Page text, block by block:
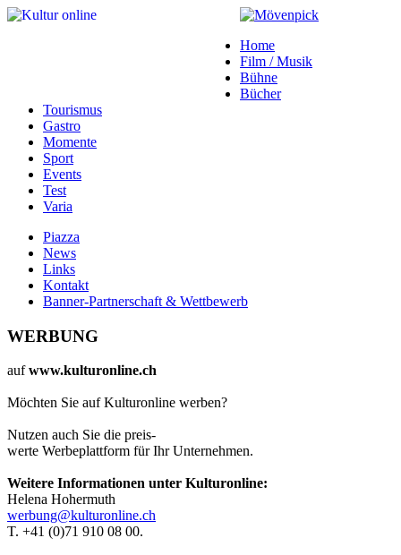
Home
Film / Musik
Bühne
Bücher
Tourismus
Gastro
Momente
Sport
Events
Test
Varia
Piazza
News
Links
Kontakt
Banner-Partnerschaft & Wettbewerb
WERBUNG
aufwww.kulturonline.ch
Möchten Sie auf Kulturonline werben?
Nutzen auch Sie die preis-
werte Werbeplattform für Ihr Unternehmen.
Weitere Informationen unter Kulturonline:
Helena Hohermuth
werbung@kulturonline.ch
T. +41 (0)71 910 08 00.